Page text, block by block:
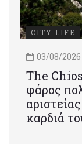
CITY LIFE
03/08/2026
Τhe
φάρος
καρδιά